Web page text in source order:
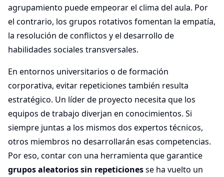
agrupamiento puede empeorar el clima del aula. Por
el contrario, los grupos rotativos fomentan la empatía,
la resolución de conflictos y el desarrollo de
habilidades sociales transversales.
En entornos universitarios o de formación
corporativa, evitar repeticiones también resulta
estratégico. Un líder de proyecto necesita que los
equipos de trabajo diverjan en conocimientos. Si
siempre juntas a los mismos dos expertos técnicos,
otros miembros no desarrollarán esas competencias.
Por eso, contar con una herramienta que garantice
grupos aleatorios sin repeticionesse ha vuelto un